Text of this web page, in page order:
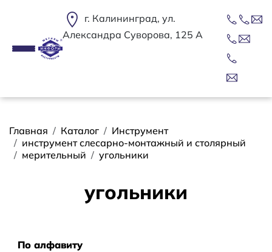
г. Калининград, ул.
Александра Суворова, 125 А
Строка навигации
Главная Каталог
Инструмент
инструмент слесарно-монтажный и столярный
мерительный
угольники
угольники
По алфавиту
По алфавиту